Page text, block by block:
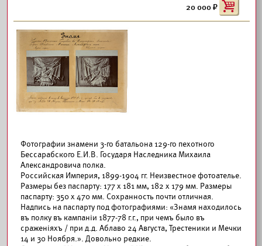
20 000
Фотографии знамени 3-го батальона 129-го пехотного
Бессарабского Е.И.В. Государя Наследника Михаила
Александровича полка.
Российская Империя, 1899-1904 гг. Неизвестное фотоателье.
Размеры без паспарту: 177 х 181 мм, 182 х 179 мм. Размеры
паспарту: 350 х 470 мм. Сохранность почти отличная.
Надпись на паспарту под фотографиями: «Знамя находилось
въ полку въ кампанiи 1877-78 г.г., при чемъ было въ
сраженiяхъ / при д.д. Аблаво 24 Августа, Трестеники и Мечки
14 и 30 Ноября.». Довольно редкие.